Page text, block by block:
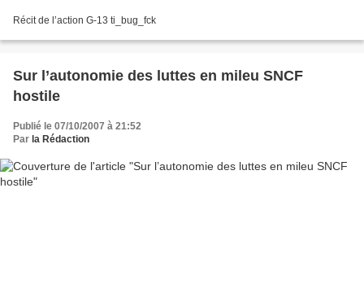
Récit de l’action G-13 ti_bug_fck
Sur l’autonomie des luttes en mileu SNCF
hostile
Publié le 07/10/2007 à 21:52
Par la Rédaction